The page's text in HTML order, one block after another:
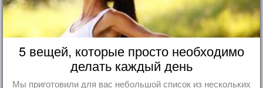
5 вещей, которые просто необходимо
делать каждый день
Мы приготовили для вас небольшой список из нескольких